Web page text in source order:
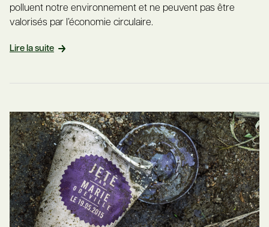
polluent notre environnement et ne peuvent pas être
valorisés par l’économie circulaire.
Lire la suite